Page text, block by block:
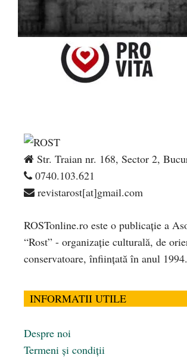
Str. Traian nr. 168, Sector 2,
0740.103.621
revistarost[at]gmail.com
ROSTonline.ro este o publicaţie a
“Rost” - organizaţie culturală, de
conservatoare, înfiinţată în anul 1994.
INFORMATII UTILE
Despre noi
Termeni și condiții